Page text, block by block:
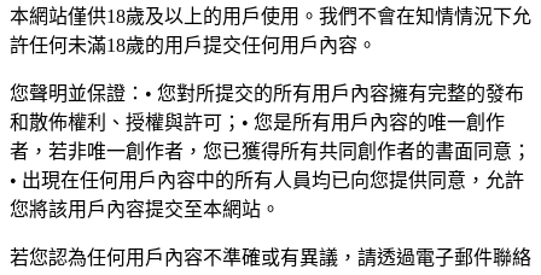
本網站僅供18歲及以上的用戶使用。我們不會在知情情況下允
許任何未滿18歲的用戶提交任何用戶內容。
您聲明並保證：• 您對所提交的所有用戶內容擁有完整的發布
和散佈權利、授權與許可；• 您是所有用戶內容的唯一創作
者，若非唯一創作者，您已獲得所有共同創作者的書面同意；
• 出現在任何用戶內容中的所有人員均已向您提供同意，允許
您將該用戶內容提交至本網站。
若您認為任何用戶內容不準確或有異議，請透過電子郵件聯絡